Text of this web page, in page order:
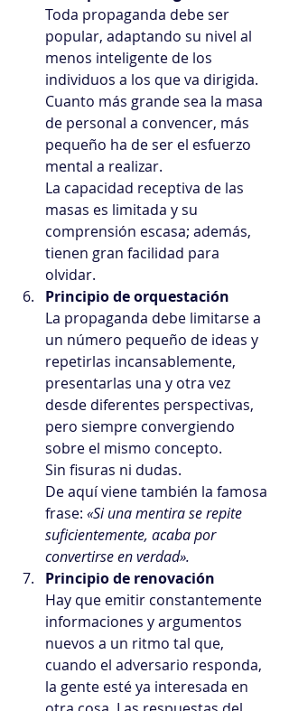
Toda propaganda debe ser
popular, adaptando su nivel al
menos inteligente de los
individuos a los que va dirigida.
Cuanto más grande sea la masa
de personal a convencer, más
pequeño ha de ser el esfuerzo
mental a realizar.
La capacidad receptiva de las
masas es limitada y su
comprensión escasa; además,
tienen gran facilidad para
olvidar.
Principio de orquestación
La propaganda debe limitarse a
un número pequeño de ideas y
repetirlas incansablemente,
presentarlas una y otra vez
desde diferentes perspectivas,
pero siempre convergiendo
sobre el mismo concepto.
Sin fisuras ni dudas.
De aquí viene también la famosa
frase: «Si una mentira se repite
suficientemente, acaba por
convertirse en verdad».
Principio de renovación
Hay que emitir constantemente
informaciones y argumentos
nuevos a un ritmo tal que,
cuando el adversario responda,
la gente esté ya interesada en